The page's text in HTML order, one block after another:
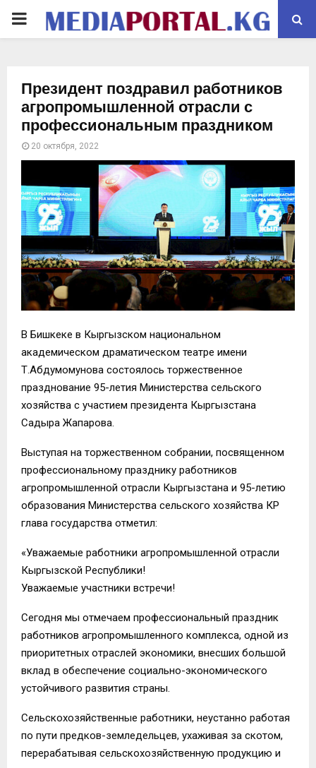
PRIMARY
Президент поздравил работников
агропромышленной отрасли с
профессиональным праздником
20 октября, 2022
В Бишкеке в Кыргызском национальном
академическом драматическом театре имени
Т.Абдумомунова состоялось торжественное
празднование 95-летия Министерства сельского
хозяйства с участием президента Кыргызстана
Садыра Жапарова.
Выступая на торжественном собрании, посвященном
профессиональному празднику работников
агропромышленной отрасли Кыргызстана и 95-летию
образования Министерства сельского хозяйства КР
глава государства отметил:
«Уважаемые работники агропромышленной отрасли
Кыргызской Республики!
Уважаемые участники встречи!
Сегодня мы отмечаем профессиональный праздник
работников агропромышленного комплекса, одной из
приоритетных отраслей экономики, внесших большой
вклад в обеспечение социально-экономического
устойчивого развития страны.
Сельскохозяйственные работники, неустанно работая
по пути предков-земледельцев, ухаживая за скотом,
перерабатывая сельскохозяйственную продукцию и